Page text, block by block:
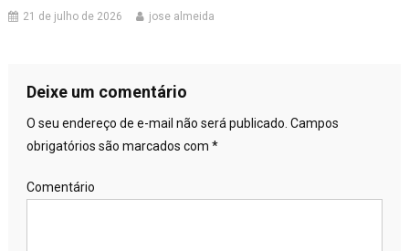
21 de julho de 2026 jose almeida
Deixe um comentário
O seu endereço de e-mail não será publicado. Campos
obrigatórios são marcados com *
Comentário